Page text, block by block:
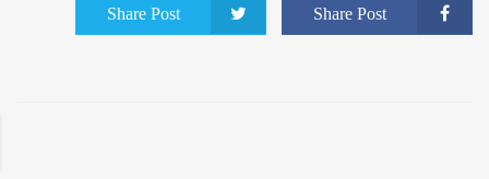
Share Post
Share Post